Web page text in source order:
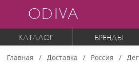
ODIVA
КАТАЛОГ БРЕНДЫ
Главная Доставка Россия